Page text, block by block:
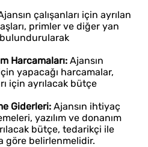
çalışanları için ayrılan
primler ve diğer yan
Harcamaları: Ajansın
yapacağı harcamalar,
için ayrılacak bütçe
Giderleri: Ajansın ihtiyaç
yazılım ve donanım
bütçe, tedarikçi ile
göre belirlenmelidir.